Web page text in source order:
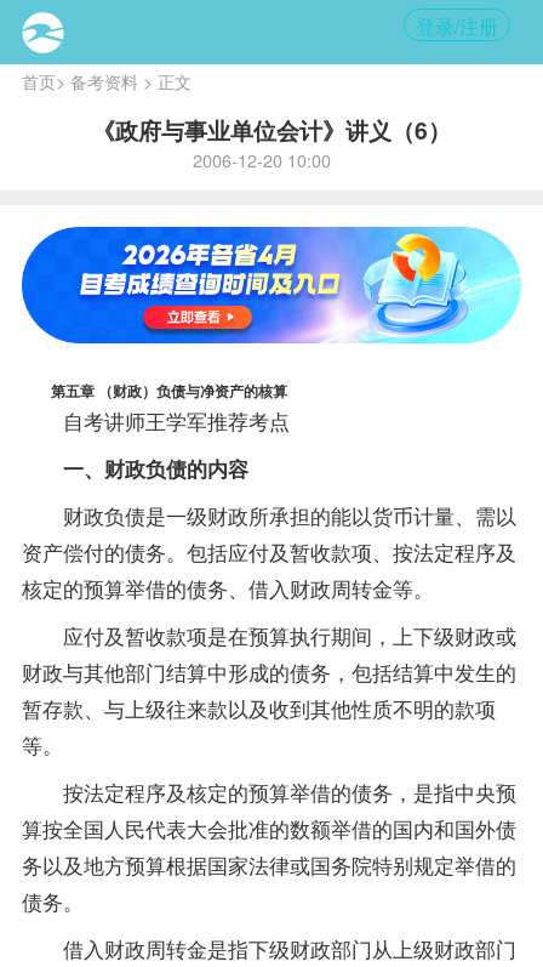
登录/注册
首页> 备考资料> 正文
《政府与事业单位会计》讲义（6）
2006-12-20 10:00
第五章 （财政）负债与净资产的核算
自考讲师王学军推荐考点
一、财政负债的内容
财政负债是一级财政所承担的能以货币计量、需以
资产偿付的债务。包括应付及暂收款项、按法定程序及
核定的预算举借的债务、借入财政周转金等。
应付及暂收款项是在预算执行期间，上下级财政或
财政与其他部门结算中形成的债务，包括结算中发生的
暂存款、与上级往来款以及收到其他性质不明的款项
等。
按法定程序及核定的预算举借的债务，是指中央预
算按全国人民代表大会批准的数额举借的国内和国外债
务以及地方预算根据国家法律或国务院特别规定举借的
债务。
借入财政周转金是指下级财政部门从上级财政部门